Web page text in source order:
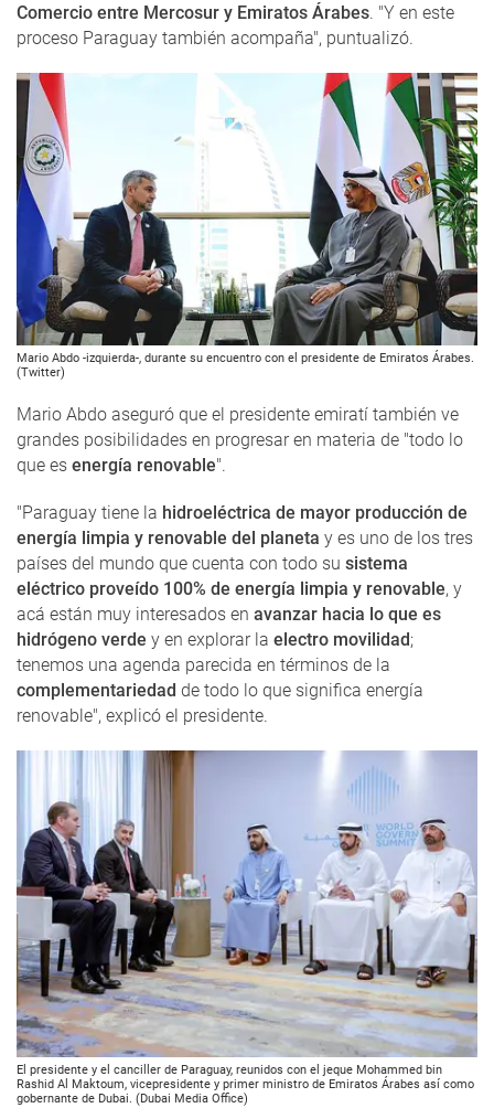
Comercio entre Mercosur y Emiratos Árabes. "Y en este
proceso Paraguay también acompaña", puntualizó.
Mario Abdo -izquierda-, durante su encuentro con el presidente de Emiratos Árabes.
(Twitter)
Mario Abdo aseguró que el presidente emiratí también ve
grandes posibilidades en progresar en materia de "todo lo
que es energía renovable".
"Paraguay tiene la hidroeléctrica de mayor producción de
energía limpia y renovable del planeta y es uno de los tres
países del mundo que cuenta con todo su sistema
eléctrico proveído 100% de energía limpia y renovable, y
acá están muy interesados en avanzar hacia lo que es
hidrógeno verde y en explorar la electro movilidad;
tenemos una agenda parecida en términos de la
complementariedad de todo lo que significa energía
renovable", explicó el presidente.
El presidente y el canciller de Paraguay, reunidos con el jeque Mohammed bin
Rashid Al Maktoum, vicepresidente y primer ministro de Emiratos Árabes así como
gobernante de Dubai. (Dubai Media Office)